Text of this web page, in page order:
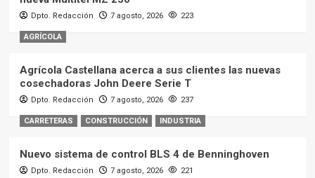
Dpto. Redacción 7 agosto, 2026 223
AGRÍCOLA
Agrícola Castellana acerca a sus clientes las nuevas
cosechadoras John Deere Serie T
Dpto. Redacción 7 agosto, 2026 237
CARRETERAS CONSTRUCCIÓN INDUSTRIA
Nuevo sistema de control BLS 4 de Benninghoven
Dpto. Redacción 7 agosto, 2026 221